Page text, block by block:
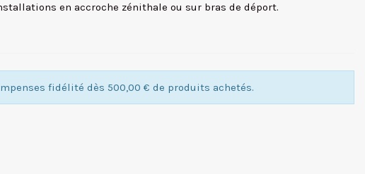
en accroche zénithale ou sur bras de déport.
fidélité dès 500,00 € de produits achetés.